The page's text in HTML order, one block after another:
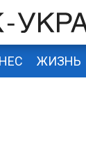
ЖИЗНЬ